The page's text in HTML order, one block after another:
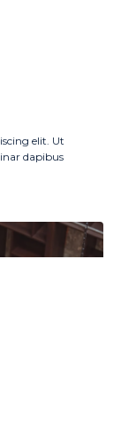
elit. Ut
dapibus